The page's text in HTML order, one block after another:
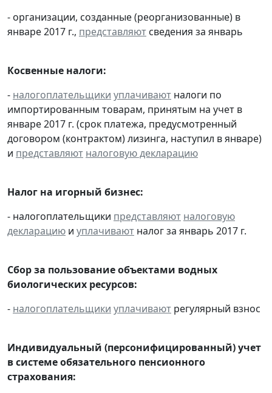
- организации, созданные (реорганизованные) в
январе 2017 г., представляют сведения за январь
Косвенные налоги:
- налогоплательщики уплачивают налоги по
импортированным товарам, принятым на учет в
январе 2017 г. (срок платежа, предусмотренный
договором (контрактом) лизинга, наступил в январе)
и представляют налоговую декларацию
Налог на игорный бизнес:
- налогоплательщики представляют налоговую
декларацию и уплачивают налог за январь 2017 г.
Сбор за пользование объектами водных
биологических ресурсов:
- налогоплательщики уплачивают регулярный взнос
Индивидуальный (персонифицированный) учет
в системе обязательного пенсионного
страхования: